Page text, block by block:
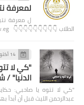
لمعرفة نتيجة
الطلاب 👇👇👇👇👇👇👇👇👇 https://g12.emis.gov.eg/ وال…
14 أكتوبر 2022
"كي لا
الدنيا" /
"كي لا تتوه يا صاحبي:
عبدالرحمن الليث قبل أن أبدأ